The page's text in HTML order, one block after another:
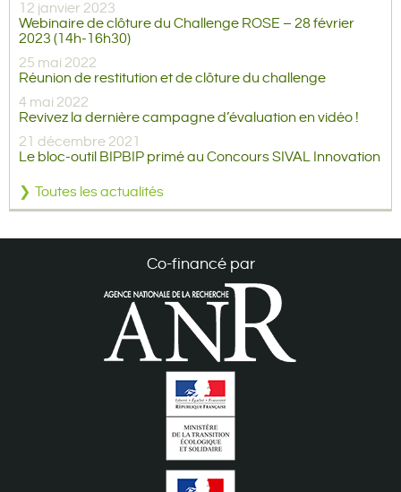
Webinaire de clôture du Challenge ROSE – 28 février
2023 (14h-16h30)
12 janvier 2023
Réunion de restitution et de clôture du challenge
25 mai 2022
Revivez la dernière campagne d’évaluation en vidéo !
4 mai 2022
Le bloc-outil BIPBIP primé au Concours SIVAL Innovation
21 décembre 2021
Toutes les actualités
Co-financé par